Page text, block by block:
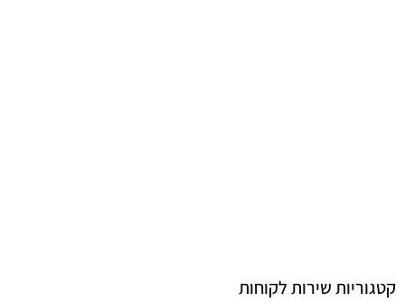
קטגוריות שירות לקוחות